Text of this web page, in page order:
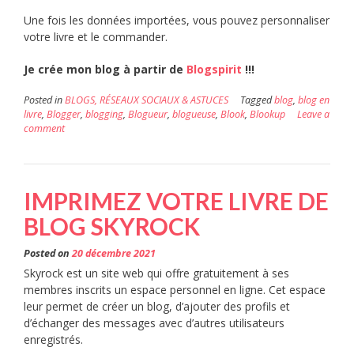
Une fois les données importées, vous pouvez personnaliser
votre livre et le commander.
Je crée mon blog à partir de Blogspirit !!!
Posted inBLOGS, RÉSEAUX SOCIAUX & ASTUCES Taggedblog, blog en
livre, Blogger, blogging, Blogueur, blogueuse, Blook, Blookup
Leave a
comment
IMPRIMEZ VOTRE LIVRE DE
BLOG SKYROCK
Posted on20 décembre 2021
Skyrock est un site web qui offre gratuitement à ses
membres inscrits un espace personnel en ligne. Cet espace
leur permet de créer un blog, d’ajouter des profils et
d’échanger des messages avec d’autres utilisateurs
enregistrés.